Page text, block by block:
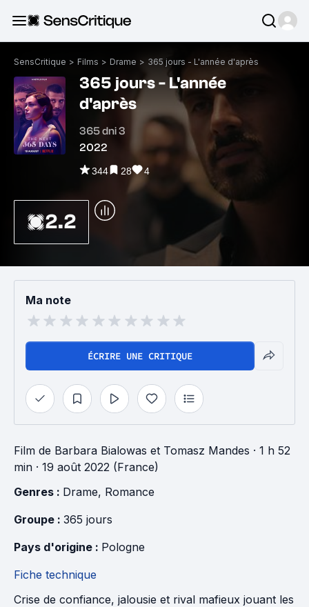
SensCritique > Films > Drame > 365 jours - L'année d'après
365 jours - L'année
d'après
365 dni 3
2022
344 28 4
2.2
Ma note
ÉCRIRE UNE CRITIQUE
Film de Barbara Bialowas et Tomasz Mandes · 1 h 52
min · 19 août 2022 (France)
Genres : Drame, Romance
Groupe : 365 jours
Pays d'origine : Pologne
Fiche technique
Crise de confiance, jalousie et rival mafieux jouant les